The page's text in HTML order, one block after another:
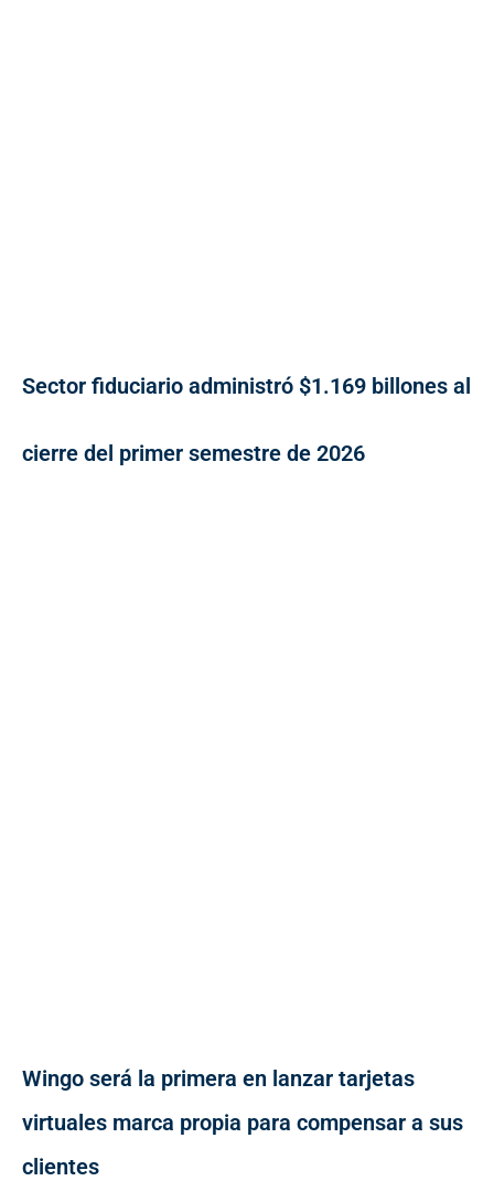
Sector fiduciario administró $1.169 billones al
cierre del primer semestre de 2026
Wingo será la primera en lanzar tarjetas
virtuales marca propia para compensar a sus
clientes